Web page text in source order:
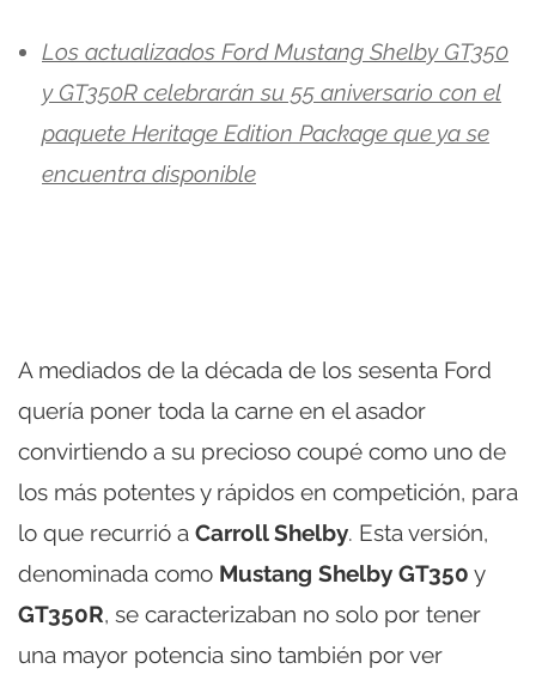
Los actualizados Ford Mustang Shelby GT350
y GT350R celebrarán su 55 aniversario con el
paquete Heritage Edition Package que ya se
encuentra disponible
A mediados de la década de los sesenta Ford
quería poner toda la carne en el asador
convirtiendo a su precioso coupé como uno de
los más potentes y rápidos en competición, para
lo que recurrió a Carroll Shelby. Esta versión,
denominada como Mustang Shelby GT350 y
GT350R, se caracterizaban no solo por tener
una mayor potencia sino también por ver